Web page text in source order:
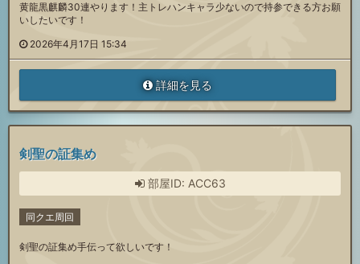
黄龍黒麒麟30連やります！主トレハンキャラ少ないので持参できる方お願
いしたいです！
2026年4月17日 15:34
詳細を見る
剣聖の証集め
部屋ID: ACC63
同クエ周回
剣聖の証集め手伝って欲しいです！